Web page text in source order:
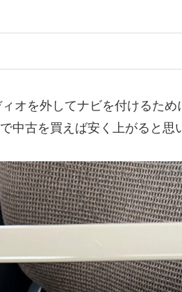
オを外してナビを付けるた
中古を買えば安く上がると思